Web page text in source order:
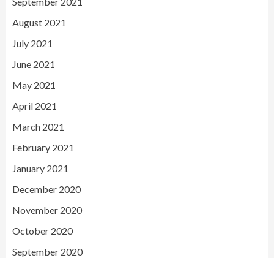
August 2021
July 2021
June 2021
May 2021
April 2021
March 2021
February 2021
January 2021
December 2020
November 2020
October 2020
September 2020